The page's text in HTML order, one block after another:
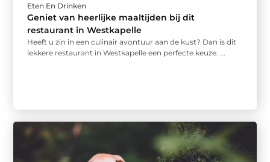
Eten En Drinken
Geniet van heerlijke maaltijden bij dit
restaurant in Westkapelle
Heeft u zin in een culinair avontuur aan de kust? Dan is dit
lekkere restaurant in Westkapelle een perfecte keuze. ...